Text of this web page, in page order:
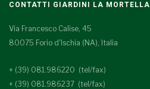
CONTATTI GIARDINI LA MORTELLA
Via Francesco Calise, 45
80075 Forio d'Ischia (NA), Italia
+ (39) 081.986220 (tel/fax)
+ (39) 081.986237 (tel/fax)